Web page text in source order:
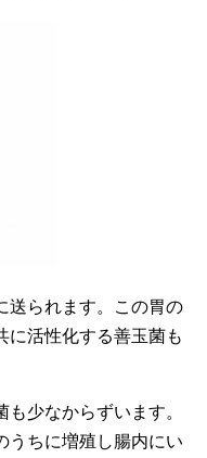
送られます。この胃の
に活性化する善玉菌も
少なからずいます。
うちに増殖し腸内にい